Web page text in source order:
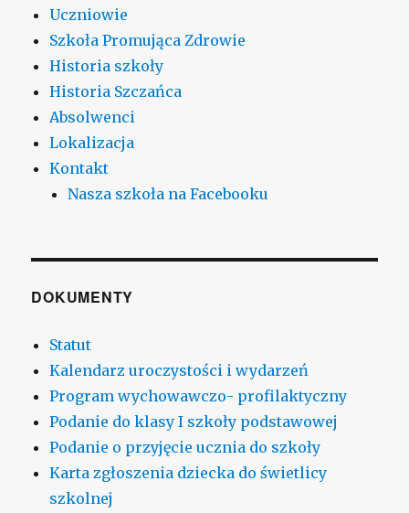
Uczniowie
Szkoła Promująca Zdrowie
Historia szkoły
Historia Szczańca
Absolwenci
Lokalizacja
Kontakt
Nasza szkoła na Facebooku
DOKUMENTY
Statut
Kalendarz uroczystości i wydarzeń
Program wychowawczo- profilaktyczny
Podanie do klasy I szkoły podstawowej
Podanie o przyjęcie ucznia do szkoły
Karta zgłoszenia dziecka do świetlicy
szkolnej